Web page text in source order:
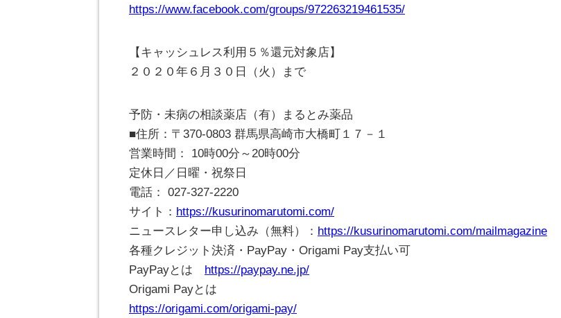
https://www.facebook.com/groups/972263219461535/
【キャッシュレス利用５％還元対象店】
２０２０年６月３０日（火）まで
予防・未病の相談薬店（有）まるとみ薬品
■住所：〒370-0803 群馬県高崎市大橋町１７－１
営業時間： 10時00分～20時00分
定休日／日曜・祝祭日
電話： 027-327-2220
サイト： https://kusurinomarutomi.com/
ニュースレター申し込み（無料）： https://kusurinomarutomi.com/mailmagazine
各種クレジット決済・PayPay・Origami Pay支払い可
PayPayとは https://paypay.ne.jp/
Origami Payとは
https://origami.com/origami-pay/